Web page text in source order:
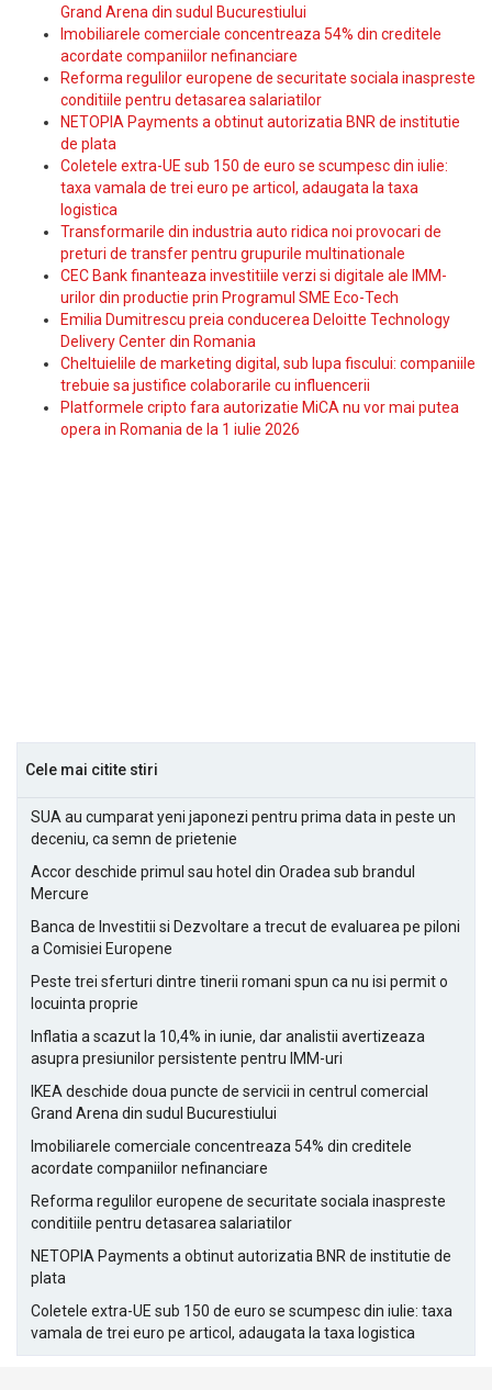
Grand Arena din sudul Bucurestiului
Imobiliarele comerciale concentreaza 54% din creditele
acordate companiilor nefinanciare
Reforma regulilor europene de securitate sociala inaspreste
conditiile pentru detasarea salariatilor
NETOPIA Payments a obtinut autorizatia BNR de institutie
de plata
Coletele extra-UE sub 150 de euro se scumpesc din iulie:
taxa vamala de trei euro pe articol, adaugata la taxa
logistica
Transformarile din industria auto ridica noi provocari de
preturi de transfer pentru grupurile multinationale
CEC Bank finanteaza investitiile verzi si digitale ale IMM-
urilor din productie prin Programul SME Eco-Tech
Emilia Dumitrescu preia conducerea Deloitte Technology
Delivery Center din Romania
Cheltuielile de marketing digital, sub lupa fiscului: companiile
trebuie sa justifice colaborarile cu influencerii
Platformele cripto fara autorizatie MiCA nu vor mai putea
opera in Romania de la 1 iulie 2026
Cele mai citite stiri
SUA au cumparat yeni japonezi pentru prima data in peste un
deceniu, ca semn de prietenie
Accor deschide primul sau hotel din Oradea sub brandul
Mercure
Banca de Investitii si Dezvoltare a trecut de evaluarea pe piloni
a Comisiei Europene
Peste trei sferturi dintre tinerii romani spun ca nu isi permit o
locuinta proprie
Inflatia a scazut la 10,4% in iunie, dar analistii avertizeaza
asupra presiunilor persistente pentru IMM-uri
IKEA deschide doua puncte de servicii in centrul comercial
Grand Arena din sudul Bucurestiului
Imobiliarele comerciale concentreaza 54% din creditele
acordate companiilor nefinanciare
Reforma regulilor europene de securitate sociala inaspreste
conditiile pentru detasarea salariatilor
NETOPIA Payments a obtinut autorizatia BNR de institutie de
plata
Coletele extra-UE sub 150 de euro se scumpesc din iulie: taxa
vamala de trei euro pe articol, adaugata la taxa logistica